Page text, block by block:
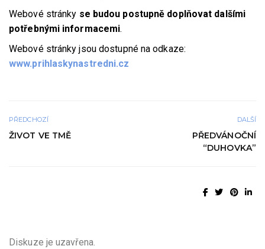
Webové stránky se budou postupně doplňovat dalšími
potřebnými informacemi.
Webové stránky jsou dostupné na odkaze:
www.prihlaskynastredni.cz
PŘEDCHOZÍ
ŽIVOT VE TMĚ
DALŠÍ
PŘEDVÁNOČNÍ
“DUHOVKA”
Diskuze je uzavřena.